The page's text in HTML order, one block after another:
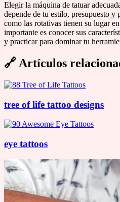
Elegir la máquina de tatuar
depende de tu estilo, presupuesto y
como las rotativas tienen su lugar
importante es conocer sus
y practicar para dominar tu
🔗 Artículos
tree of life tattoo designs
eye tattoos